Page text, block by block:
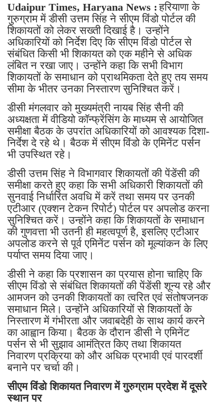
Udaipur Times, Haryana News : हरियाणा के
गुरुग्राम में डीसी उत्तम सिंह ने सीएम विंडो पोर्टल की
शिकायतों को लेकर सख्ती दिखाई है। उन्होंने
अधिकारियों को निर्देश दिए कि सीएम विंडो पोर्टल से
संबंधित किसी भी शिकायत को एक महीने से अधिक
लंबित न रखा जाए। उन्होंने कहा कि सभी विभाग
शिकायतों के समाधान को प्राथमिकता देते हुए तय समय
सीमा के भीतर उनका निस्तारण सुनिश्चित करें।
डीसी मंगलवार को मुख्यमंत्री नायब सिंह सैनी की
अध्यक्षता में वीडियो कॉन्फ्रेंसिंग के माध्यम से आयोजित
समीक्षा बैठक के उपरांत अधिकारियों को आवश्यक दिशा-
निर्देश दे रहे थे। बैठक में सीएम विंडो के एमिनेंट पर्सन
भी उपस्थित रहे।
डीसी उत्तम सिंह ने विभागवार शिकायतों की पेंडेंसी की
समीक्षा करते हुए कहा कि सभी अधिकारी शिकायतों की
सुनवाई निर्धारित अवधि में करें तथा समय पर उनकी
एटीआर (एक्शन टेकन रिपोर्ट) पोर्टल पर अपलोड करना
सुनिश्चित करें। उन्होंने कहा कि शिकायतों के समाधान
की गुणवत्ता भी उतनी ही महत्वपूर्ण है, इसलिए एटीआर
अपलोड करने से पूर्व एमिनेंट पर्सन को मूल्यांकन के लिए
पर्याप्त समय दिया जाए।
डीसी ने कहा कि प्रशासन का प्रयास होना चाहिए कि
सीएम विंडो से संबंधित शिकायतों की पेंडेंसी शून्य रहे और
आमजन को उनकी शिकायतों का त्वरित एवं संतोषजनक
समाधान मिले। उन्होंने अधिकारियों से शिकायतों के
निस्तारण में गंभीरता और जवाबदेही के साथ कार्य करने
का आह्वान किया। बैठक के दौरान डीसी ने एमिनेंट
पर्सन से भी सुझाव आमंत्रित किए तथा शिकायत
निवारण प्रक्रिया को और अधिक प्रभावी एवं पारदर्शी
बनाने पर चर्चा की।
सीएम विंडो शिकायत निवारण में गुरुग्राम प्रदेश में दूसरे
स्थान पर